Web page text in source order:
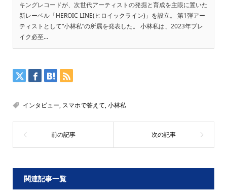
キングレコードが、次世代アーティストの発掘と育成を主眼に置いた
新レーベル「HEROIC LINE(ヒロイックライン)」を設立。 第1弾アー
ティストとして“小林私“の所属を発表した。 小林私は、2023年ブレ
イク必至...
インタビュー, スマホで答えて,小林私
関連記事一覧